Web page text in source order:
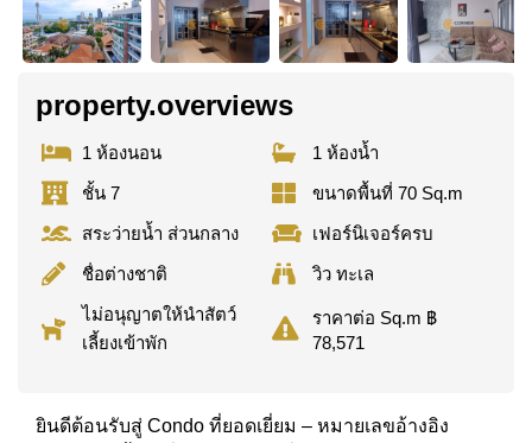
property.overviews
1 ห้องนอน
1 ห้องน้ำ
ชั้น 7
ขนาดพื้นที่ 70 Sq.m
สระว่ายน้ำ ส่วนกลาง
เฟอร์นิเจอร์ครบ
ชื่อต่างชาติ
วิว ทะเล
ไม่อนุญาตให้นำสัตว์
เลี้ยงเข้าพัก
ราคาต่อ Sq.m ฿
78,571
ยินดีต้อนรับสู่ Condo ที่ยอดเยี่ยม – หมายเลขอ้างอิง